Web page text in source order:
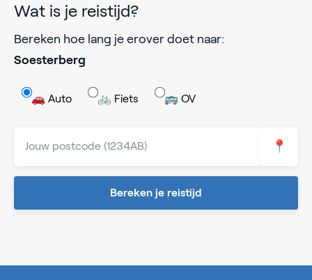
Wat is je reistijd?
Bereken hoe lang je erover doet naar:
Soesterberg
🚗 Auto 🚲 Fiets 🚌 OV
📍
Bereken je reistijd